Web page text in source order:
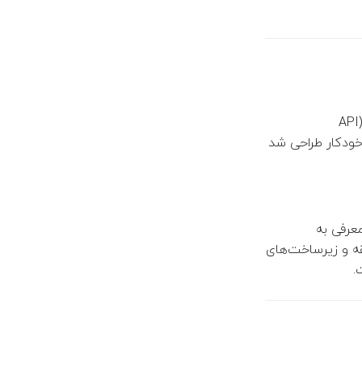
و پیاده‌سازی سرویس احراز هویت (API
طراحی شد
به
و زیرساخت‌های